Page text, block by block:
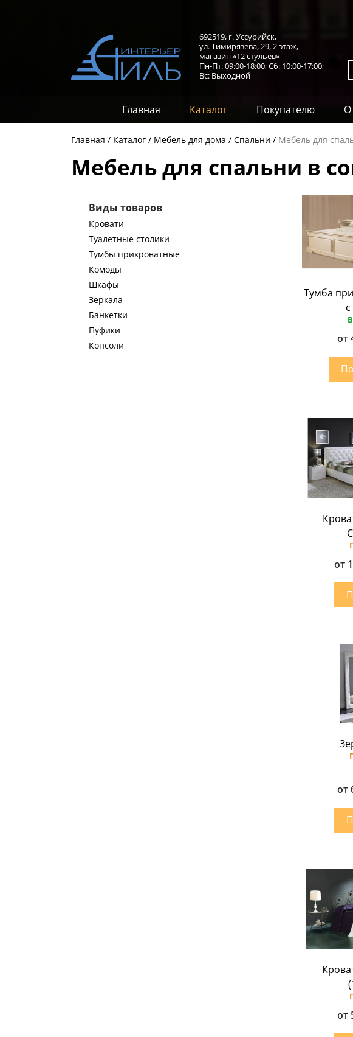
692519, г. Уссурийск,
ул. Тимирязева, 29,2 этаж,
магазин «12 стульев»
Пн-Пт: 09:00-18:00;Сб: 10:00-17:00;
Вс: Выходной
Главная Каталог Покупателю
Главная Каталог Мебель для дома Спальни Мебель для
Мебель для спальни в
Виды товаров
Кровати
Туалетные столики
Тумбы прикроватные
Комоды
Шкафы
Зеркала
Банкетки
Пуфики
Консоли
Тумба
от
от
от
от